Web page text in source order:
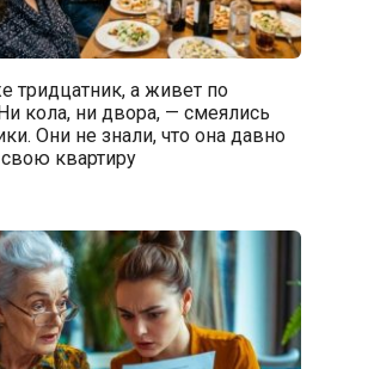
тридцатник, а живет по
кола, ни двора, — смеялись
Они не знали, что она давно
квартиру